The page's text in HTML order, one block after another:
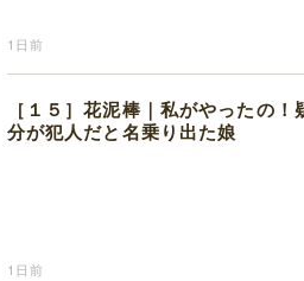
1日前
［１５］花泥棒｜私がやったの
分が犯人だと名乗り出た娘
1日前